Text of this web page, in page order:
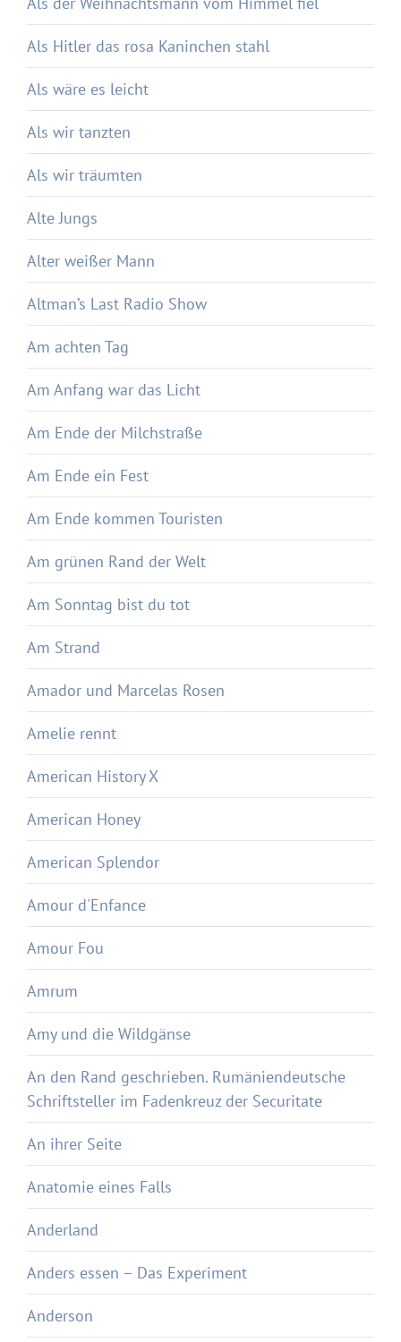
Als Hitler das rosa Kaninchen stahl
Als wäre es leicht
Als wir tanzten
Als wir träumten
Alte Jungs
Alter weißer Mann
Altman’s Last Radio Show
Am achten Tag
Am Anfang war das Licht
Am Ende der Milchstraße
Am Ende ein Fest
Am Ende kommen Touristen
Am grünen Rand der Welt
Am Sonntag bist du tot
Am Strand
Amador und Marcelas Rosen
Amelie rennt
American History X
American Honey
American Splendor
Amour d'Enfance
Amour Fou
Amrum
Amy und die Wildgänse
An den Rand geschrieben. Rumäniendeutsche
Schriftsteller im Fadenkreuz der Securitate
An ihrer Seite
Anatomie eines Falls
Anderland
Anders essen – Das Experiment
Anderson